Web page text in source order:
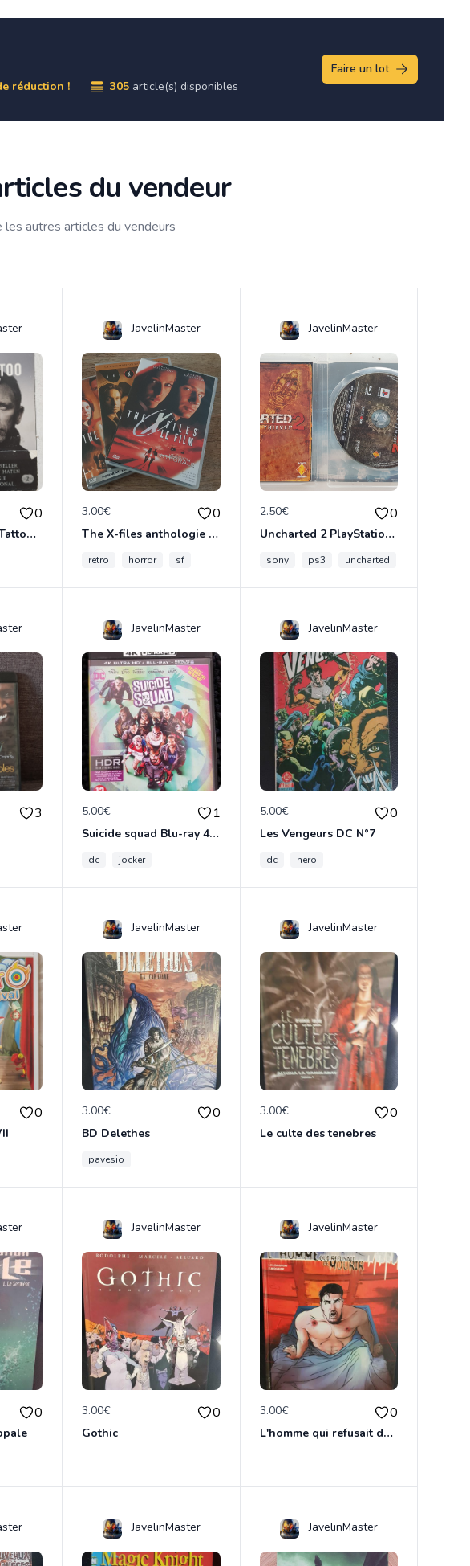
réduction ! 305 article(s) disponibles
Faire un lot
du vendeur
les autres articles du vendeurs
0
The Girl Dragon Tattoo - Blu-Ray
JavelinMaster
3.00€ 0
The X-files anthologie 2 DVD
retro horror sf
JavelinMaster
2.50€ 0
Uncharted 2 PlayStation3
sony ps3 uncharted
3
JavelinMaster
5.00€ 1
Suicide squad Blu-ray 4K ultra HD
dc jocker
JavelinMaster
5.00€ 0
Les Vengeurs DC N°7
dc hero
0
JavelinMaster
3.00€ 0
BD Delethes
pavesio
JavelinMaster
3.00€ 0
Le culte des tenebres
0
JavelinMaster
3.00€ 0
Gothic
JavelinMaster
3.00€ 0
L'homme qui refusait de dormir
JavelinMaster JavelinMaster